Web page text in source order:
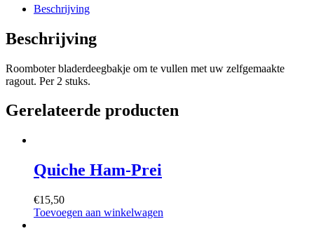
Beschrijving
Beschrijving
Roomboter bladerdeegbakje om te vullen met uw zelfgemaakte
ragout. Per 2 stuks.
Gerelateerde producten
Quiche Ham-Prei
€15,50
Toevoegen aan winkelwagen